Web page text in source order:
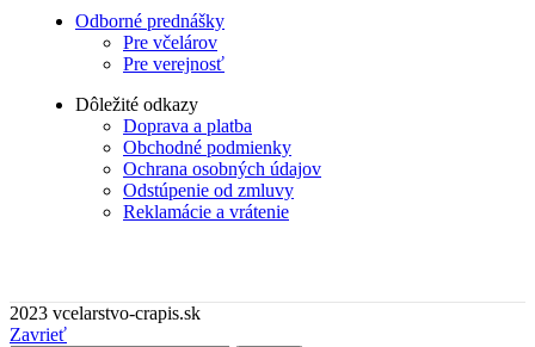
Odborné prednášky
Pre včelárov
Pre verejnosť
Dôležité odkazy
Doprava a platba
Obchodné podmienky
Ochrana osobných údajov
Odstúpenie od zmluvy
Reklamácie a vrátenie
2023 vcelarstvo-crapis.sk
Zavrieť